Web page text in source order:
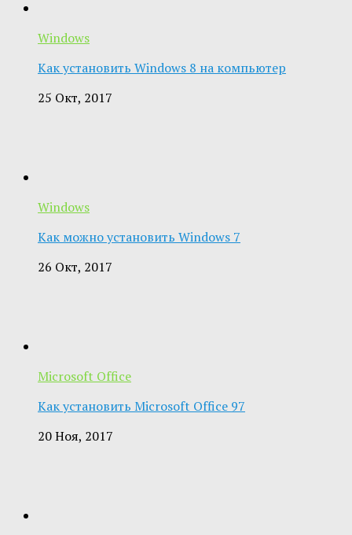
Windows
Как установить Windows 8 на компьютер
25 Окт, 2017
Windows
Как можно установить Windows 7
26 Окт, 2017
Microsoft Office
Как установить Microsoft Office 97
20 Ноя, 2017